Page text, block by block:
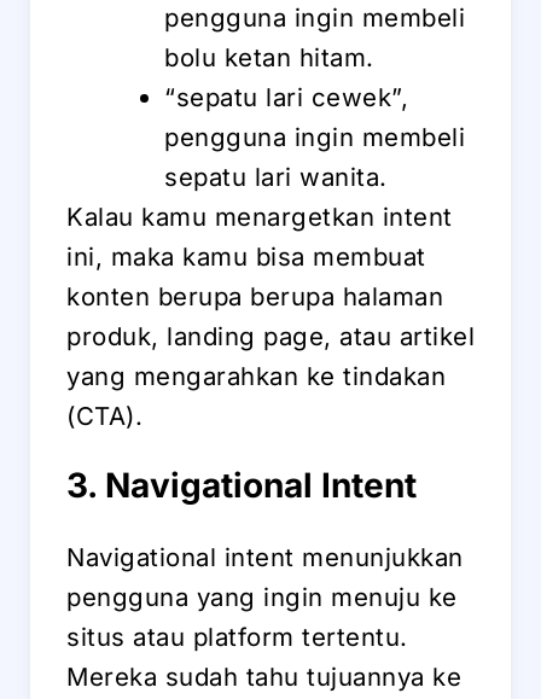
pengguna ingin membeli
bolu ketan hitam.
“sepatu lari cewek”,
pengguna ingin membeli
sepatu lari wanita.
Kalau kamu menargetkan intent
ini, maka kamu bisa membuat
konten berupa berupa halaman
produk, landing page, atau artikel
yang mengarahkan ke tindakan
(CTA).
3. Navigational Intent
Navigational intent menunjukkan
pengguna yang ingin menuju ke
situs atau platform tertentu.
Mereka sudah tahu tujuannya ke